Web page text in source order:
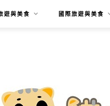
遊與美食 國際旅遊與美食